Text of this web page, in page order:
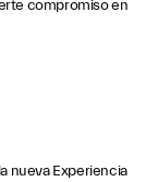
compromiso en
nueva Experiencia